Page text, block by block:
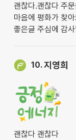
괜찮다.괜찮다 주
마음에 평화가 찾
좋은글 주심에 감
10.지영희
괜찮다 괜찮다